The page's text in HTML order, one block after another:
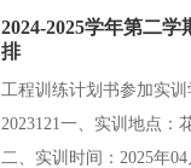
2024-2025学年第二
排
工程训练计划书参加实训
2023121一、实训地点：
二、实训时间：2025年